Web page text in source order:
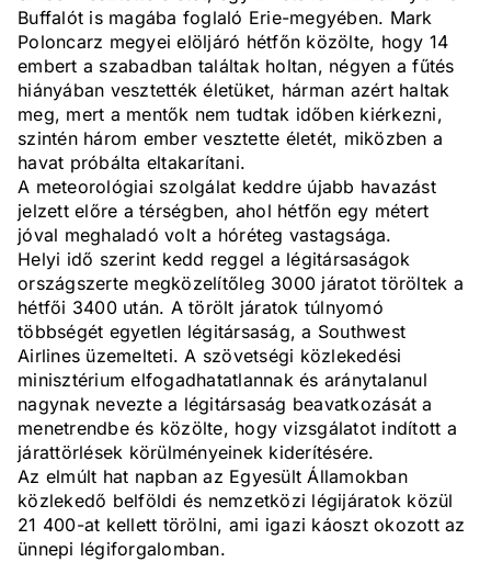
Buffalót is magába foglaló Erie-megyében. Mark
Poloncarz megyei elöljáró hétfőn közölte, hogy 14
embert a szabadban találtak holtan, négyen a fűtés
hiányában vesztették életüket, hárman azért haltak
meg, mert a mentők nem tudtak időben kiérkezni,
szintén három ember vesztette életét, miközben a
havat próbálta eltakarítani.
A meteorológiai szolgálat keddre újabb havazást
jelzett előre a térségben, ahol hétfőn egy métert
jóval meghaladó volt a hóréteg vastagsága.
Helyi idő szerint kedd reggel a légitársaságok
országszerte megközelítőleg 3000 járatot töröltek a
hétfői 3400 után. A törölt járatok túlnyomó
többségét egyetlen légitársaság, a Southwest
Airlines üzemelteti. A szövetségi közlekedési
minisztérium elfogadhatatlannak és aránytalanul
nagynak nevezte a légitársaság beavatkozását a
menetrendbe és közölte, hogy vizsgálatot indított a
járattörlések körülményeinek kiderítésére.
Az elmúlt hat napban az Egyesült Államokban
közlekedő belföldi és nemzetközi légijáratok közül
21 400-at kellett törölni, ami igazi káoszt okozott az
ünnepi légiforgalomban.